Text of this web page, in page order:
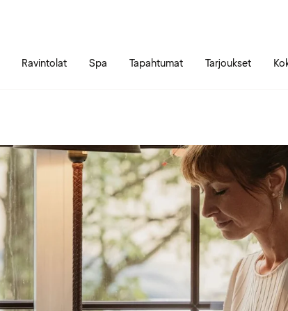
Ravintolat Spa Tapahtumat Tarjoukset